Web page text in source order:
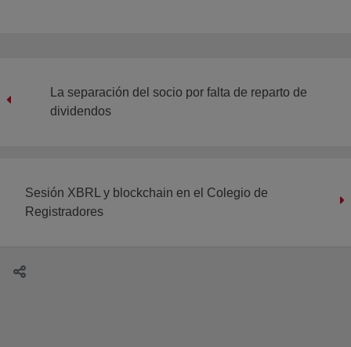
La separación del socio por falta de reparto de
dividendos
Sesión XBRL y blockchain en el Colegio de
Registradores